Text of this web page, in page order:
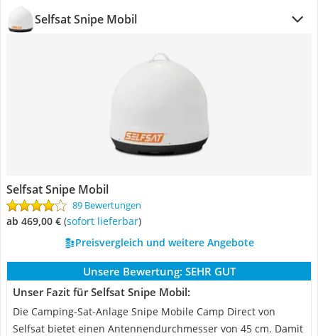
Selfsat Snipe Mobil
Selfsat Snipe Mobil
89 Bewertungen
ab 469,00 € ( Sofort lieferbar)
Preisvergleich und weitere Angebote
Unsere Bewertung: SEHR GUT
Unser Fazit für Selfsat Snipe Mobil:
Die Camping-Sat-Anlage Snipe Mobile Camp Direct von
Selfsat bietet einen Antennendurchmesser von 45 cm. Damit